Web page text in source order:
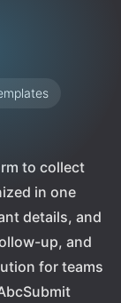
to collect
in one
details, and
up, and
for teams